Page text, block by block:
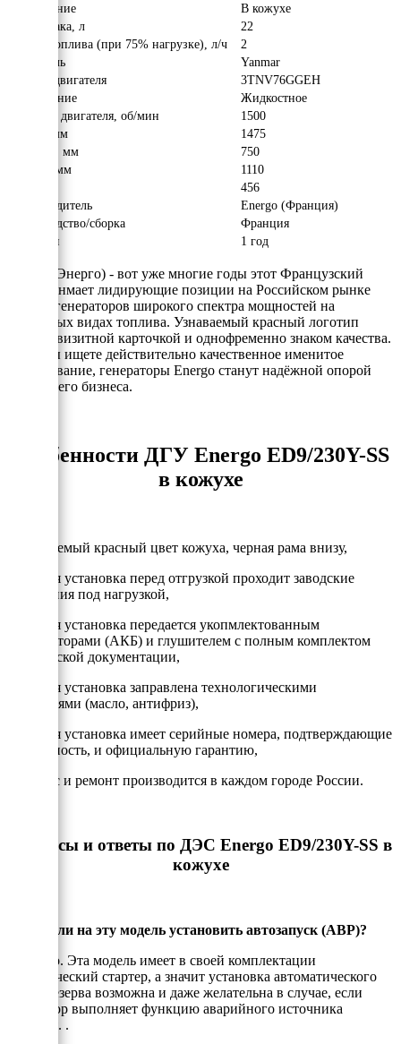
Исполнение
В кожухе
Объём бака, л
22
Расход топлива (при 75% нагрузке), л/ч
2
Двигатель
Yanmar
Модель двигателя
3TNV76GGEH
Охлаждение
Жидкостное
Обороты двигателя, об/мин
1500
Длина, мм
1475
Ширина, мм
750
Высота, мм
1110
456
Производитель
Energo (Франция)
Производство/сборка
Франция
Гарантия
1 год
Energo (Энерго) - вот уже многие годы этот Французский
бренд занмает лидирующие позиции на Российском рынке
электрогенераторов широкого спектра мощностей на
различных видах топлива. Узнаваемый красный логотип
явлется визитной карточкой и однофременно знаком качества.
Если Вы ищете действительно качественное именитое
оборудование, генераторы Energo станут надёжной опорой
для Вашего бизнеса.
Особенности ДГУ Energo ED9/230Y-SS
в кожухе
- Узнаваемый красный цвет кожуха, черная рама внизу,
- Каждая установка перед отгрузкой проходит заводские
испытания под нагрузкой,
- Каждая установка передается укопмлектованным
аккумулторами (АКБ) и глушителем с полным комплектом
технической документации,
- Каждая установка заправлена технологическими
жидкостями (масло, антифриз),
- Каждая установка имеет серийные номера, подтверждающие
подлинность, и официальную гарантию,
- Сервис и ремонт производится в каждом городе России.
Вопросы и ответы по ДЭС Energo ED9/230Y-SS в
кожухе
Можно ли на эту модель установить автозапуск (АВР)?
Конечно. Эта модель имеет в своей комплектации
электрический стартер, а значит установка автоматического
ввода резерва возможна и даже желательна в случае, если
генератор выполняет функцию аварийного источника
питания. .